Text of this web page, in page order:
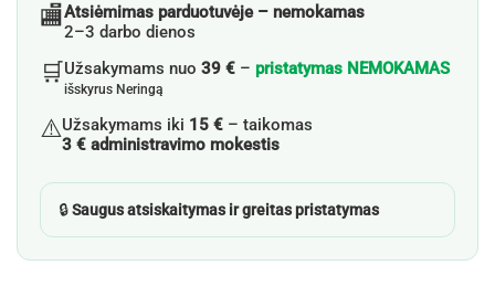
🏬Atsiėmimas parduotuvėje – nemokamas
2–3 darbo dienos
🛒Užsakymams nuo 39 € – pristatymas NEMOKAMAS
išskyrus Neringą
⚠️Užsakymams iki 15 € – taikomas
3 € administravimo mokestis
🔒Saugus atsiskaitymas ir greitas pristatymas